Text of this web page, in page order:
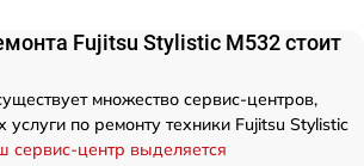
Fujitsu Stylistic M532 стоит
множество сервис-центров,
по ремонту техники Fujitsu Stylistic
сервис-центр выделяется